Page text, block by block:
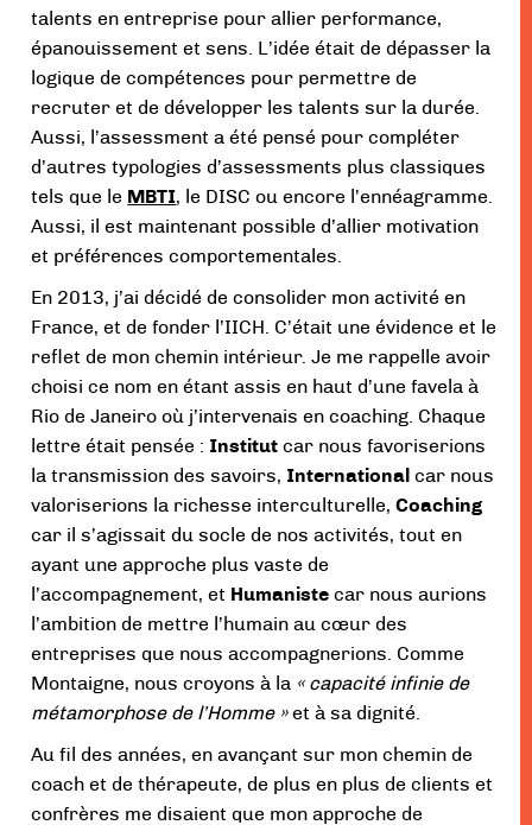
talents en entreprise pour allier performance,
épanouissement et sens. L’idée était de dépasser la
logique de compétences pour permettre de
recruter et de développer les talents sur la durée.
Aussi, l’assessment a été pensé pour compléter
d’autres typologies d’assessments plus classiques
tels que le MBTI, le DISC ou encore l’ennéagramme.
Aussi, il est maintenant possible d’allier motivation
et préférences comportementales.
En 2013, j’ai décidé de consolider mon activité en
France, et de fonder l’IICH. C’était une évidence et le
reflet de mon chemin intérieur. Je me rappelle avoir
choisi ce nom en étant assis en haut d’une favela à
Rio de Janeiro où j’intervenais en coaching. Chaque
lettre était pensée : Institut car nous favoriserions
la transmission des savoirs, Internationalcar nous
valoriserions la richesse interculturelle,Coaching
car il s’agissait du socle de nos activités, tout en
ayant une approche plus vaste de
l’accompagnement, et Humanistecar nous aurions
l’ambition de mettre l’humain au cœur des
entreprises que nous accompagnerions. Comme
Montaigne, nous croyons à la « capacité infinie de
métamorphose de l’Homme »et à sa dignité.
Au fil des années, en avançant sur mon chemin de
coach et de thérapeute, de plus en plus de clients et
confrères me disaient que mon approche de